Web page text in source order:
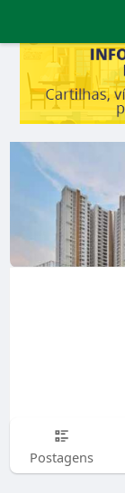
Postagens